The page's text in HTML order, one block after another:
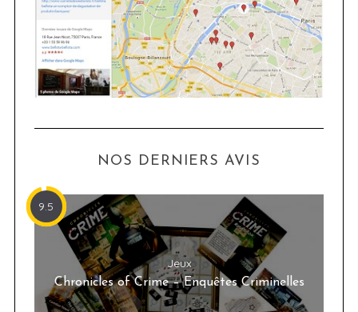
NOS DERNIERS AVIS
9.5
Jeux
Chronicles of Crime – Enquêtes Criminelles